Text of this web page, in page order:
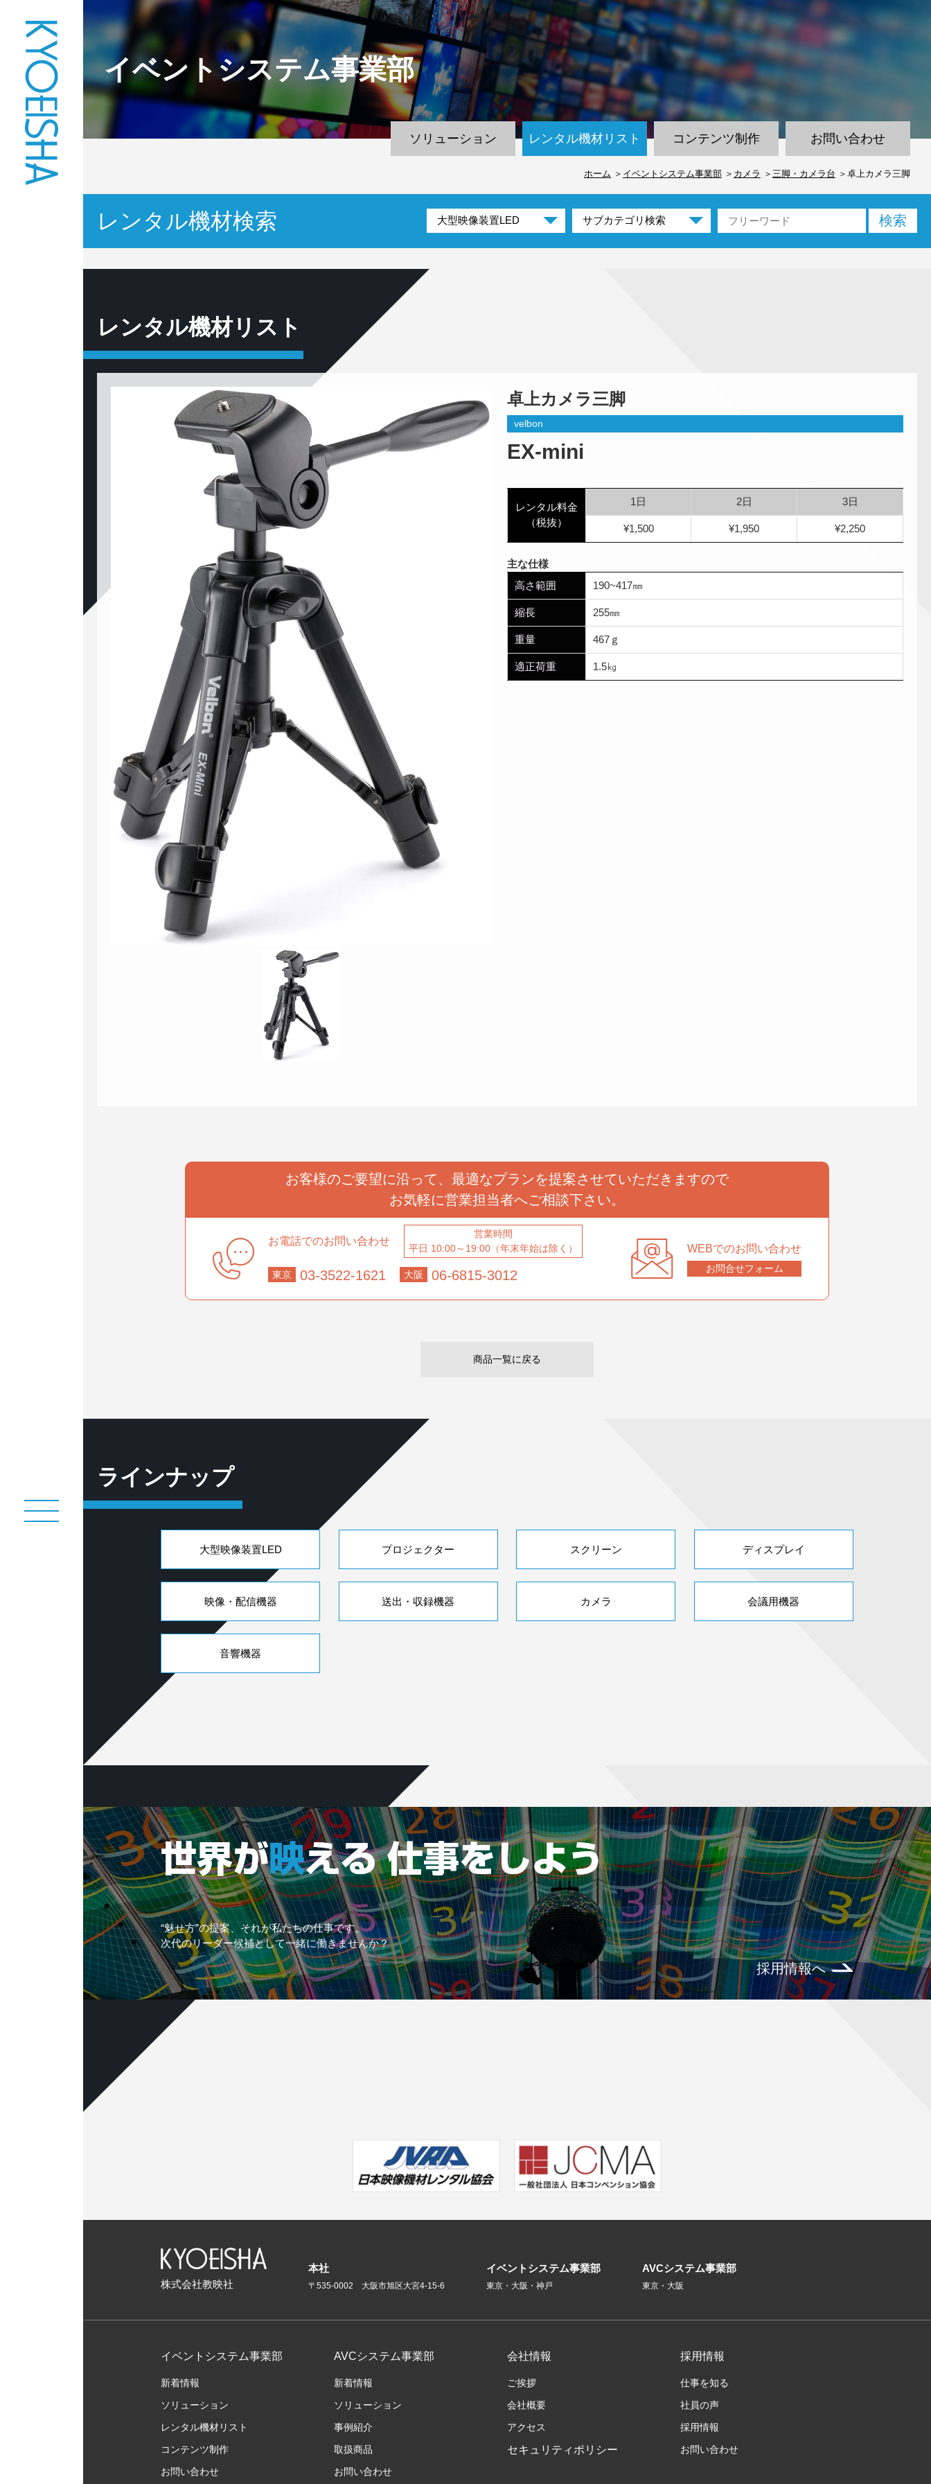
イベントシステム事業部
ソリューション レンタル機材リスト コンテンツ制作 お問い合わせ
ホーム イベントシステム事業部 カメラ 三脚・カメラ台 卓上カメラ三脚
レンタル機材検索
レンタル機材リスト
卓上カメラ三脚
velbon
EX-mini
レンタル料金
（税抜）
1日 2日 3日
¥1,500 ¥1,950 ¥2,250
主な仕様
高さ範囲
190~417㎜
縮長 255㎜
重量 467ｇ
適正荷重 1.5㎏
お客様のご要望に沿って、 最適なプランを提案させていただきますので
お気軽に営業担当者へご相談下さい。
お電話でのお問い合わせ
営業時間
平日 10:00～19:00（年末年始は除く）
東京 03-3522-1621 大阪 06-6815-3012
WEBでのお問い合わせ
お問合せフォーム
商品一覧に戻る
ラインナップ
大型映像装置LED プロジェクター スクリーン ディスプレイ
映像・配信機器 送出・収録機器 カメラ 会議用機器
音響機器
“魅せ方”の提案、それが私たちの仕事です。
次代のリーダー候補として一緒に働きませんか？
採用情報へ
株式会社教映社
本社
〒535-0002 大阪市旭区大宮4-15-6
イベントシステム事業部
東京・大阪・神戸
AVCシステム事業部
東京・大阪
イベントシステム事業部
新着情報
ソリューション
レンタル機材リスト
コンテンツ制作
お問い合わせ
AVCシステム事業部
新着情報
ソリューション
事例紹介
取扱商品
お問い合わせ
会社情報
ご挨拶
会社概要
アクセス
セキュリティポリシー
採用情報
仕事を知る
社員の声
採用情報
お問い合わせ